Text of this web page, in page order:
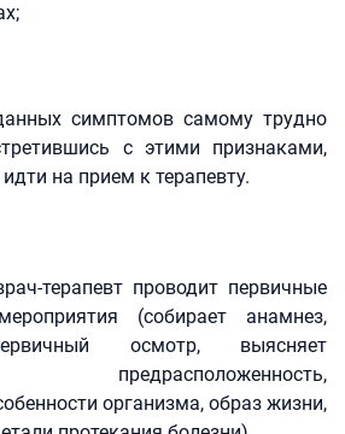
симптомов самому трудно
с этими признаками,
на прием к терапевту.
терапевт проводит первичные
(собирает анамнез,
осмотр, выясняет
предрасположенность,
организма, образ жизни,